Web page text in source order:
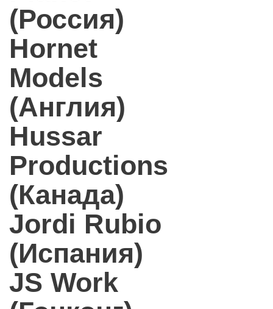
(Россия)
Hornet
Models
(Англия)
Hussar
Productions
(Канада)
Jordi Rubio
(Испания)
JS Work